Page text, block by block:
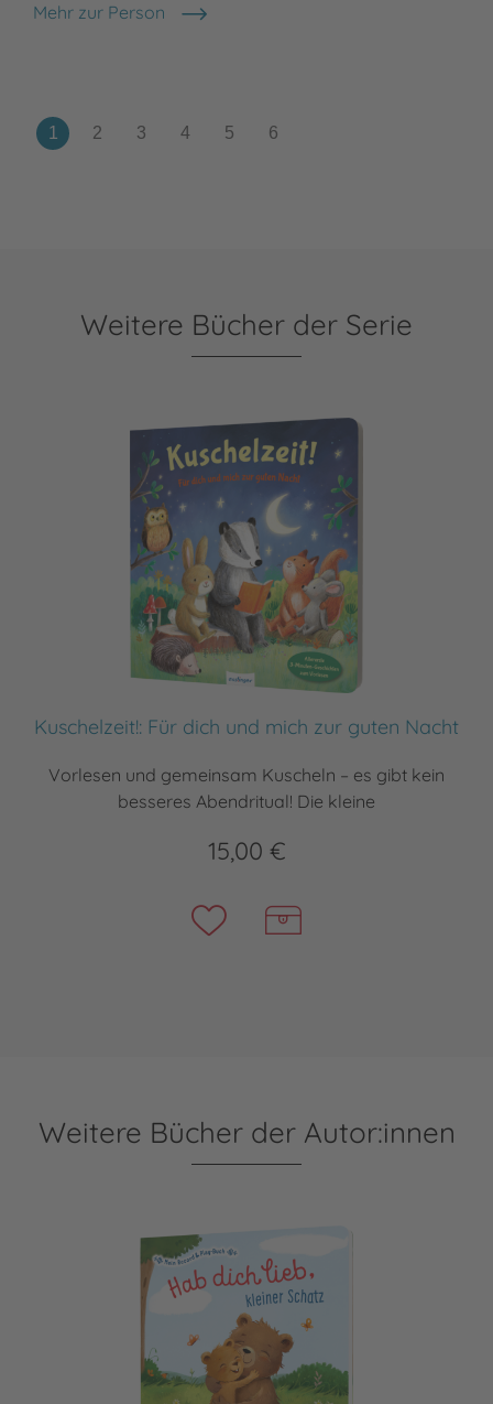
Mehr zur Person
Heike Vogel
Weitere Bücher der Serie
Kuschelzeit!: Für dich und mich zur guten Nacht
Vorlesen und gemeinsam Kuscheln – es gibt kein
besseres Abendritual! Die kleine
15,00 €
Weitere Bücher der Autor:innen
Mein Record & Play-Buch: Hab dich lieb, kleiner Schatz